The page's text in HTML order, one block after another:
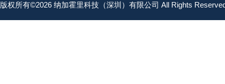
版权所有©2026 纳加霍里科技（深圳）有限公司 All Rights